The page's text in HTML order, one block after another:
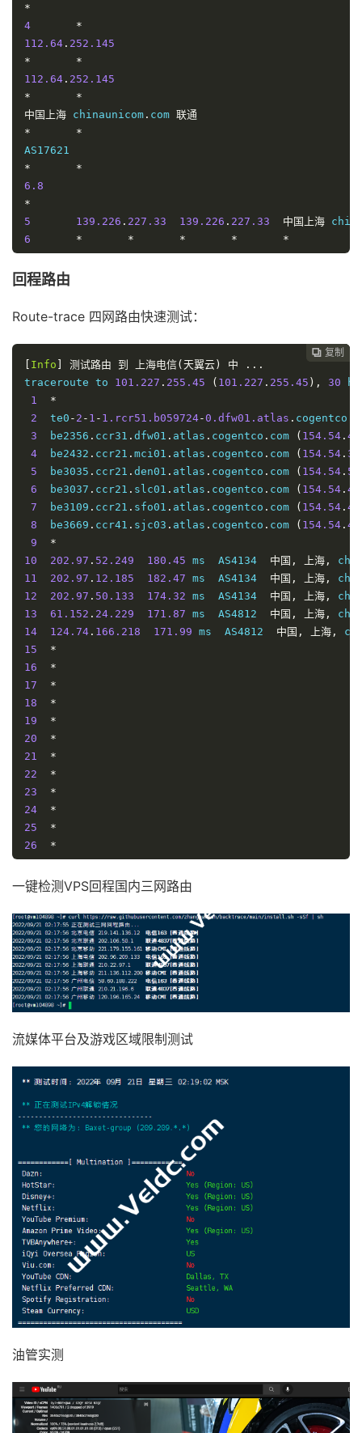
te0
美国加利福尼亚州洛杉矶
美国加利福尼亚州洛杉矶
AS174
AS174 229.5
229.4
229.4
12
154.54
154.54.
154.54
3.69
be3359
154.54
美国加利福尼亚州洛杉矶 cogentco .
美国加利福尼亚州洛杉矶
cogentco
AS174
AS174
242.2
154.54.45.161
*
154.54 .45.161
154.54.45.161
美国亚利桑那州凤凰城 cogentco.
	AS174
245.2
247
14
154.54.42.78
	be2930
.ccr21. elp01 . atlas.
15
154.54. 30.161
*
*
be2928. ccr42. iah01 atlas. cogentco.
*
*
美国德克萨斯州休斯顿 cogentco.
*
*
270.9
*
16
154.54
*
154.54
*
美国德克萨斯州达拉斯
*
	AS174
*
274.6
*
17
154.54.87.5
*
*
154.54.87.5
*
*
*
18
* * *
209.209
*
4
*
112.64 . 252.145
*
*
112.64 . 252.145
*
*
中国上海 chinaunicom . com 联通
*
*
*
*
6.8
*
5
139.226 . 227.33 139.226 . 227.33 中国上海
6
* * * *
*
7
*
219.158
219.158
4.170
中国北京 chinaunicom.com 联通
中国北京
chinaunicom.com 联通
*
AS4837
30.3
26.1
219.158.
3.50
219.158.3.50 219.158 .3.50
219.158.3.50 中国北京 chinaunicom.com 联通
中国北京 chinaunicom .com 联通
*
AS4837 30.1
*
29.1
9
*
219.158
*
219.158
*
美国加利福尼亚州洛杉矶
*
*
181.9
10
11
154.54.25.149
	be3360
.ccr42.lax01.atlas.
12
154.54.45.161
	be2932
14
154.54.29.221
	be2927
.ccr41.iah01.atlas.
15
154.54.41.66
	be2441
16
154.54.47.105
	be2356
17
* * *
18
209.209.112.36 209.209
回程路由
Route-trace 四网路由快速测试：
 复制
 复制
 复制
[ Info ] 测试路由 到 上海电信(天翼云) 中
...
traceroute to 101.227 . 255.45 ( 101.227 . 255.45 ), 30
1
*
2
  te0
- 2 - 1 - 1.rcr51.b059724-0.dfw01.atlas . cogentco
3
  be2356
. ccr31 . dfw01 . atlas . cogentco . com ( 154.54 .
4
  be2432
. ccr21 . mci01 . atlas . cogentco . com ( 154.54 .
5
  be3035
. ccr21 . den01 . atlas . cogentco . com ( 154.54 .
6
  be3037
. ccr21 . slc01 . atlas . cogentco . com ( 154.54 .
7
  be3109
. ccr21 . sfo01 . atlas . cogentco . com ( 154.54 .
8
  be3669
. ccr41 . sjc03 . atlas . cogentco . com ( 154.54 .
9
*
10
202.97 . 52.249 180.45 ms  AS4134 中国, 上海,
11
202.97 . 12.185 182.47 ms  AS4134 中国, 上海,
12
202.97 . 50.133 174.32 ms  AS4134 中国, 上海,
13
61.152 . 24.229 171.87 ms  AS4812 中国, 上海,
14
124.74 . 166.218 171.99 ms  AS4812 中国, 上海,
15
*
16
*
17
*
18
*
19
*
20
*
21
*
22
*
23
*
24
*
25
*
26
*
27
*
28
*
30
*
[Info] 测试路由 到 上海电信(天翼云)
[Info] 测试路由 到 厦门电信CN2
traceroute to 117.28.254.129
1
*
3
  be2356
.ccr31 .dfw01 .atlas
5
  telia
.dfw03 atlas.cogentco.com
7
  lax
- b22-link
8
  chinatelecom
- ic320371- las-b24
10
*
11
*
12
*
13
*
14
*
15
*
16
*
17
117.28. 254.129 199.25 ms  AS4809
[Info] 测试路由 到 厦门电信CN2 完成 ！
traceroute to
2
  te0
-2-1-1.rcr51.b059724-0.dfw01.atlas.cogentco.
3
  be2362
.ccr32 atlas.cogentco com (154.54.
一键检测VPS回程国内三网路由
流媒体平台及游戏区域限制测试
油管实测